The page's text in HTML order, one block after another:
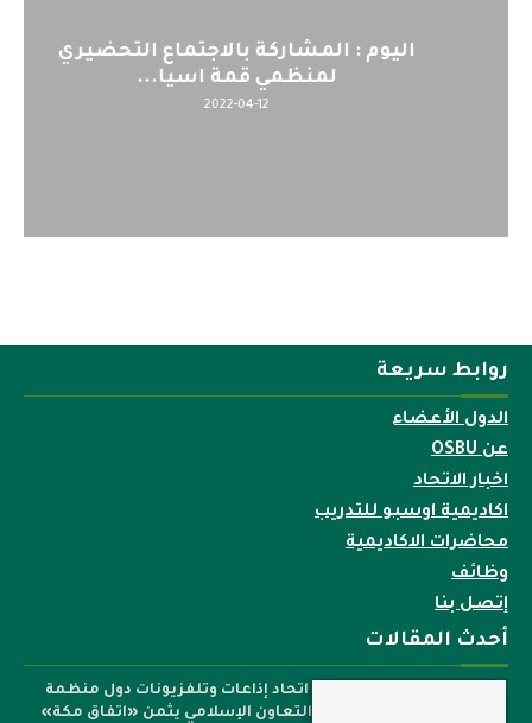
اليوم : المشاركة بالاجتماع التحضيري
لمنظمي قمة اسيا...
2022-04-12
روابط سريعة
الدول الأعضاء
عن OSBU
اخبار الاتحاد
اكاديمية اوسبو للتدريب
محاضرات الاكاديمية
وظائف
إتصل بنا
أحدث المقالات
اتحاد إذاعات وتلفزيونات دول منظمة
التعاون الإسلامي يثمن «اتفاق مكة»